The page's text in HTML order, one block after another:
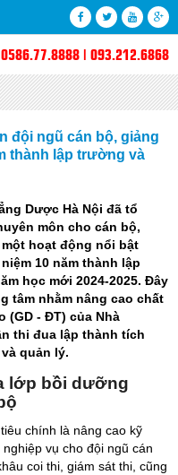
0586.77.8888 | 093.212.6868
đội ngũ cán bộ, giảng
thành lập trường và
Dược Hà Nội đã tổ
môn cho cán bộ,
hoạt động nổi bật
10 năm thành lập
học mới 2024-2025. Đây
tâm nhằm nâng cao chất
(GD - ĐT) của Nhà
thi đua lập thành tích
quản lý.
lớp bồi dưỡng
chính là nâng cao kỹ
vụ cho đội ngũ cán
coi thi, giám sát thi, cũng